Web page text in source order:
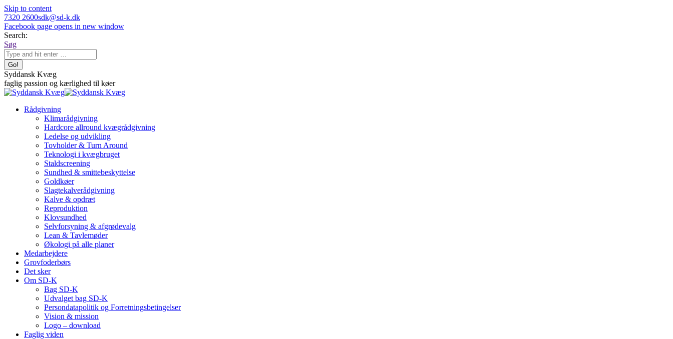
Skip to content
7320 2600sdk@sd-k.dk
Facebook page opens in new window
Search:
Søg
Syddansk Kvæg
faglig passion og kærlighed til køer
Rådgivning
Klimarådgivning
Hardcore allround kvægrådgivning
Ledelse og udvikling
Tovholder & Turn Around
Teknologi i kvægbruget
Staldscreening
Sundhed & smittebeskyttelse
Goldkøer
Slagtekalverådgivning
Kalve & opdræt
Reproduktion
Klovsundhed
Selvforsyning & afgrødevalg
Lean & Tavlemøder
Økologi på alle planer
Medarbejdere
Grovfoderbørs
Det sker
Om SD-K
Bag SD-K
Udvalget bag SD-K
Persondatapolitik og Forretningsbetingelser
Vision & mission
Logo – download
Faglig viden